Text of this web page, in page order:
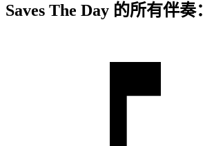
Saves The Day 的所有伴奏：